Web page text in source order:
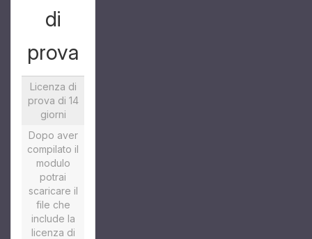
di
prova
Licenza di
prova di 14
giorni
Dopo aver
compilato il
modulo
potrai
scaricare il
file che
include la
licenza di